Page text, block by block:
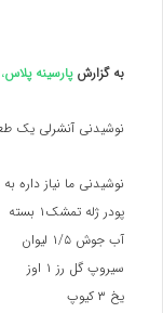
به گزارش پارسینه پلاس،
نوشیدنی آنشرلی یک
نوشیدنی ما نیاز داره
پودر ژله تمشک۱ بسته
آب جوش ۱/۵ لیوان
سیروپ گل رز ۱ اوز
یخ ۳ کیوپ